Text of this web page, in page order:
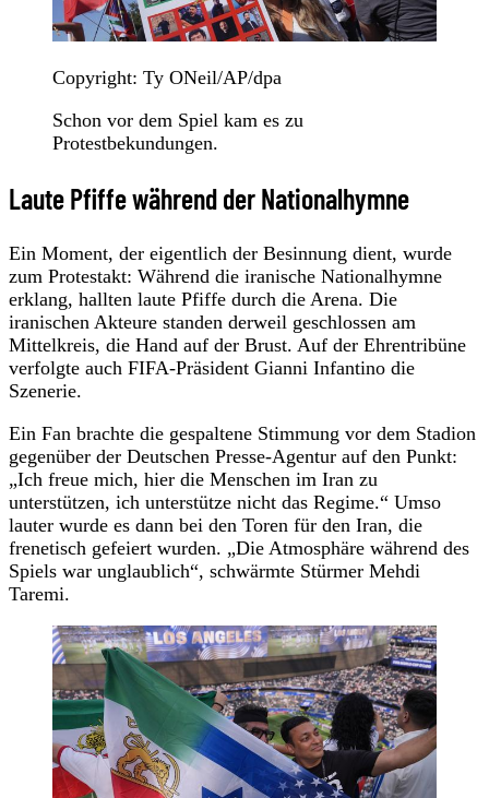
Copyright: Ty ONeil/AP/dpa
Schon vor dem Spiel kam es zu
Protestbekundungen.
Laute Pfiffe während der Nationalhymne
Ein Moment, der eigentlich der Besinnung dient, wurde
zum Protestakt: Während die iranische Nationalhymne
erklang, hallten laute Pfiffe durch die Arena. Die
iranischen Akteure standen derweil geschlossen am
Mittelkreis, die Hand auf der Brust. Auf der Ehrentribüne
verfolgte auch FIFA-Präsident Gianni Infantino die
Szenerie.
Ein Fan brachte die gespaltene Stimmung vor dem Stadion
gegenüber der Deutschen Presse-Agentur auf den Punkt:
„Ich freue mich, hier die Menschen im Iran zu
unterstützen, ich unterstütze nicht das Regime.“ Umso
lauter wurde es dann bei den Toren für den Iran, die
frenetisch gefeiert wurden. „Die Atmosphäre während des
Spiels war unglaublich“, schwärmte Stürmer Mehdi
Taremi.